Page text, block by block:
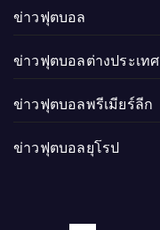
ข่าวฟุตบอล
ข่าวฟุตบอลต่างประเทศ
ข่าวฟุตบอลพรีเมียร์ลีก
ข่าวฟุตบอลยุโรป